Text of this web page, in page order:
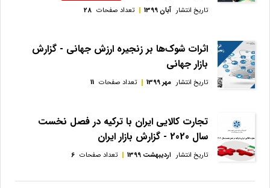
تاریخ انتشار آبان 1399 تعداد صفحات 28
اثرات شوک‌ها بر زنجیره ارزش جهانی - گزارش
بازار جهانی
تاریخ انتشار مهر 1399 تعداد صفحات 11
تجارت کالایی ایران با ترکیه در فصل نخست
سال 2020 - گزارش بازار ایران
تاریخ انتشار اردیبهشت 1399 تعداد صفحات 6